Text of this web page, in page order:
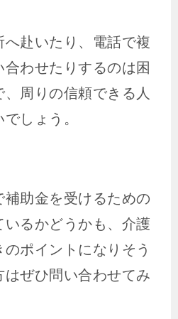
赴いたり、電話で複
わせたりするのは困
周りの信頼できる人
しょう。
助金を受けるための
るかどうかも、介護
ポイントになりそう
ぜひ問い合わせてみ